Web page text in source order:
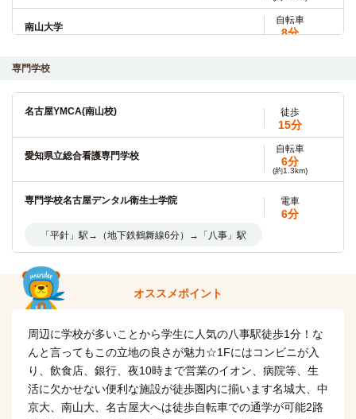
南山大学
自転車
8分
名古屋葵大学（旧称：名古屋女子大学）(汐路学舎)
名古屋大学(東山キャンパス)
自転車
11分
(約2.4km)
名古屋市立大学(田辺通キャンパス)
自転車
9分
(約2.0km)
中京大学(大学院) 徒歩
4分
徒歩
名古屋市立大学(大学院（田辺通キャンパス）)
名古屋市立大学(桜山（川澄）キャンパス)
自転車
(約2.8km)
名古屋市立大学(滝子（山の畑）キャンパス)
自転車
16分
専門学校
名古屋YMCA(南山校) 徒歩
15分
愛知県立総合看護専門学校
自転車
6分
(約1.3km)
専門学校名古屋デンタル衛生士学院 電車
6分
「平針」駅→（地下鉄鶴舞線6分）→「八事」駅
オススメポイント
周辺に学校が多いことから学生に人気の八事駅徒歩1分！な
んと言ってもこの立地の良さが魅力☆1Fにはコンビニが入
り、飲食店、銀行、夜10時まで営業のイオン、病院等、生
活に欠かせない便利な施設が徒歩圏内に揃います名城大、中
京大、南山大、名古屋大へは徒歩自転車での通学が可能2路